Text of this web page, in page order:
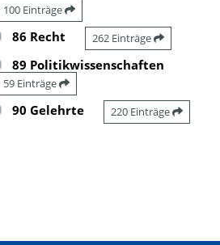
100 Einträge
86 Recht 262 Einträge
89 Politikwissenschaften
59 Einträge
90 Gelehrte 220 Einträge